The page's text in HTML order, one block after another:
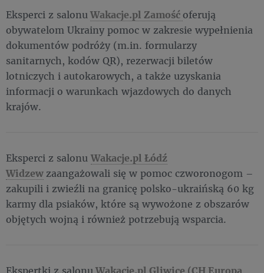
Eksperci z salonu Wakacje.pl Zamośćoferują
obywatelom Ukrainy pomoc w zakresie wypełnienia
dokumentów podróży (m.in. formularzy
sanitarnych, kodów QR), rezerwacji biletów
lotniczych i autokarowych, a także uzyskania
informacji o warunkach wjazdowych do danych
krajów.
Eksperci z salonu Wakacje.pl Łódź
Widzew zaangażowali się w pomoc czworonogom –
zakupili i zwieźli na granicę polsko-ukraińską 60 kg
karmy dla psiaków, które są wywożone z obszarów
objętych wojną i również potrzebują wsparcia.
Ekspertki z salonu Wakacje.pl Gliwice (CH Europa